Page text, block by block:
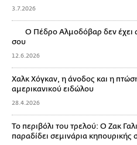
3.7.2026
Ο Πέδρο Αλμοδόβαρ δεν έχει
σου
12.6.2026
Χαλκ Χόγκαν, η άνοδος και η
αμερικανικού ειδώλου
28.4.2026
Το περιβόλι του τρελού: Ο Ζακ
παραδίδει σεμινάρια